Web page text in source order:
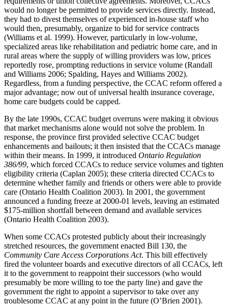
would no longer be permitted to provide services directly. Instead,
they had to divest themselves of experienced in-house staff who
would then, presumably, organize to bid for service contracts
(Williams et al. 1999). However, particularly in low-volume,
specialized areas like rehabilitation and pediatric home care, and in
rural areas where the supply of willing providers was low, prices
reportedly rose, prompting reductions in service volume (Randall
and Williams 2006; Spalding, Hayes and Williams 2002).
Regardless, from a funding perspective, the CCAC reform offered a
major advantage; now out of universal health insurance coverage,
home care budgets could be capped.
By the late 1990s, CCAC budget overruns were making it obvious
that market mechanisms alone would not solve the problem. In
response, the province first provided selective CCAC budget
enhancements and bailouts; it then insisted that the CCACs manage
within their means. In 1999, it introduced Ontario Regulation
386/99, which forced CCACs to reduce service volumes and tighten
eligibility criteria (Caplan 2005); these criteria directed CCACs to
determine whether family and friends or others were able to provide
care (Ontario Health Coalition 2003). In 2001, the government
announced a funding freeze at 2000-01 levels, leaving an estimated
$175-million shortfall between demand and available services
(Ontario Health Coalition 2003).
When some CCACs protested publicly about their increasingly
stretched resources, the government enacted Bill 130, the
Community Care Access Corporations Act. This bill effectively
fired the volunteer boards and executive directors of all CCACs, left
it to the government to reappoint their successors (who would
presumably be more willing to toe the party line) and gave the
government the right to appoint a supervisor to take over any
troublesome CCAC at any point in the future (O’Brien 2001).